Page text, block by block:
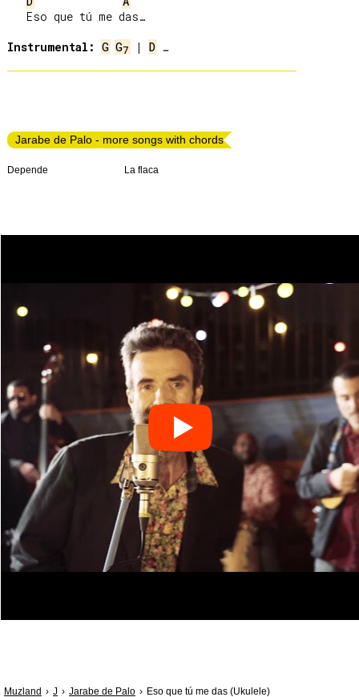
Instrumental: G G7 | D
Jarabe de Palo - more songs with chords
Depende La flaca
Muzland J Jarabe de Palo Eso que tú me das (Ukulele)